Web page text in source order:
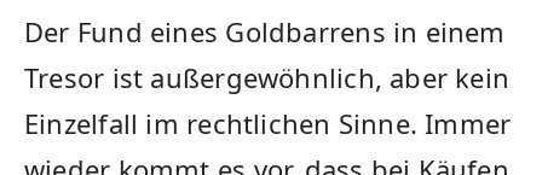
Der Fund eines Goldbarrens in einem
Tresor ist außergewöhnlich, aber kein
Einzelfall im rechtlichen Sinne. Immer